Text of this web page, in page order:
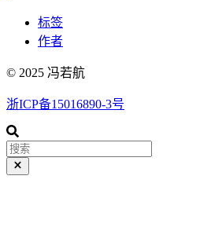
标签
作者
© 2025 冯若航
浙ICP备15016890-3号